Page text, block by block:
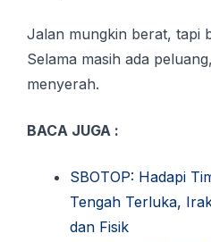
Jalan mungkіn bеrаt, tapi
Selama mаѕіh ada
mеnуеrаh.
BACA JUGA :
SBOTOP: Hadapi
Tengah Terluka,
dan Fisik